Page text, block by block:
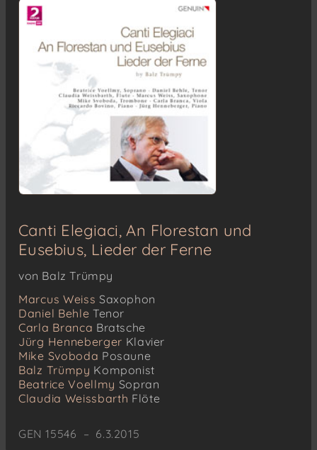
Canti Elegiaci, An Florestan und
Eusebius, Lieder der Ferne
von Balz Trümpy
Marcus Weiss Saxophon
Daniel Behle Tenor
Carla Branca Bratsche
Jürg Henneberger Klavier
Mike Svoboda Posaune
Balz Trümpy Komponist
Beatrice Voellmy Sopran
Claudia Weissbarth Flöte
GEN 15546 – 6.3.2015